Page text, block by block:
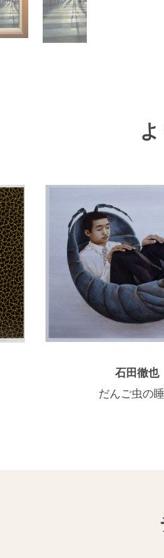
石田徹也
だんご虫の